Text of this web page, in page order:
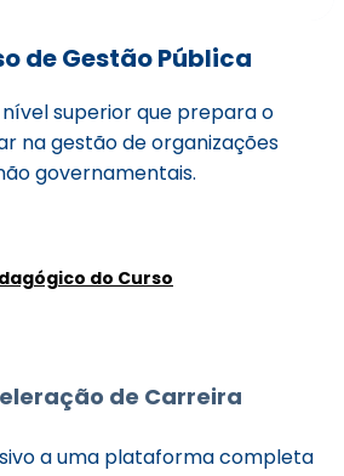
de Gestão Pública
superior que prepara o
na gestão de organizações
governamentais.
do Curso
de Carreira
a uma plataforma completa